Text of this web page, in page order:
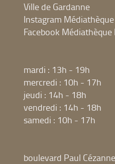
Ville de Gardanne
Instagram
Facebook
mardi : 13h - 19h
mercredi : 10h - 17h
jeudi : 14h - 18h
vendredi : 14h - 18h
samedi : 10h - 17h
boulevard Paul